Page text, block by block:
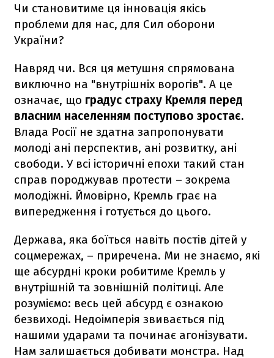
Чи становитиме ця інновація якісь
проблеми для нас, для Сил оборони
України?
Навряд чи. Вся ця метушня спрямована
виключно на "внутрішніх ворогів". А це
означає, що градус страху Кремля перед
власним населенням поступово зростає.
Влада Росії не здатна запропонувати
молоді ані перспектив, ані розвитку, ані
свободи. У всі історичні епохи такий стан
справ породжував протести – зокрема
молодіжні. Ймовірно, Кремль грає на
випередження і готується до цього.
Держава, яка боїться навіть постів дітей у
соцмережах, – приречена. Ми не знаємо, які
ще абсурдні кроки робитиме Кремль у
внутрішній та зовнішній політиці. Але
розуміємо: весь цей абсурд є ознакою
безвиході. Недоімперія звивається під
нашими ударами та починає агонізувати.
Нам залишається добивати монстра. Над